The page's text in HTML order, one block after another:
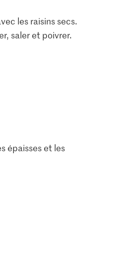
les raisins secs.
saler et poivrer.
épaisses et les